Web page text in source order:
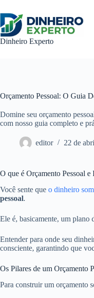
para
conteúdo
Dinheiro Experto
Orçamento Pessoal: O Guia
Domine seu orçamento
com nosso guia completo e
editor 22 de
O que é Orçamento Pessoal
Você sente que o dinheiro
pessoal.
Ele é, basicamente, um plano
Entender para onde seu
consciente, garantindo que
Os Pilares de um Orçamento
Para construir um orçamento